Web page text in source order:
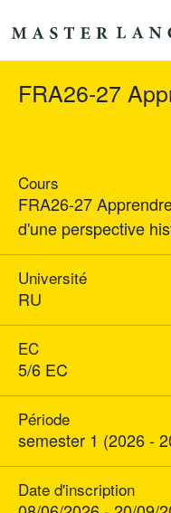
Main Navigation
FRA26-27
Cours
FRA26-27
d'une perspective
Université
RU
EC
5/6 EC
Période
semester 1 (2026 -
Date d'inscription